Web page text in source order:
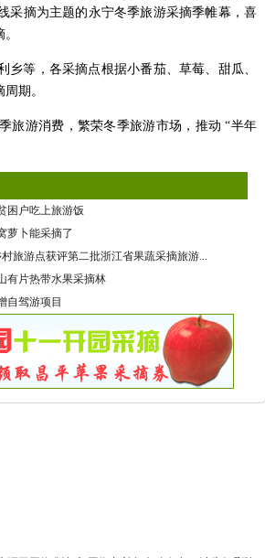
采摘为主题的永宁冬季旅游采摘季帷幕，喜
等，各采摘点根据小番茄、草莓、甜瓜、
期。
旅游消费，繁荣冬季旅游市场，推动 “半年
困户吃上旅游饭
萝卜能采摘了
旅游点获评第二批浙江省果蔬采摘旅游...
有片热带水果采摘林
自驾游项目